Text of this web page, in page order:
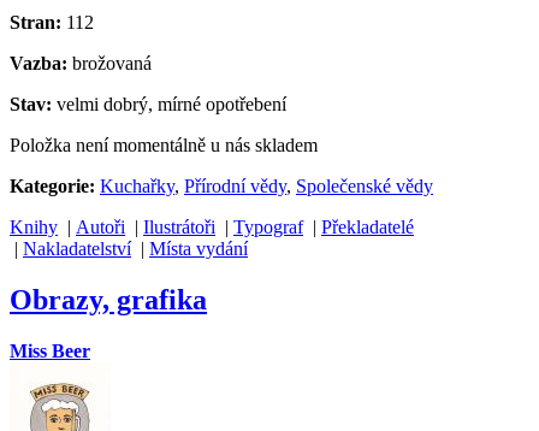
Stran: 112
Vazba: brožovaná
Stav: velmi dobrý, mírné opotřebení
Položka není momentálně u nás skladem
Kategorie: Kuchařky, Přírodní vědy, Společenské vědy
Knihy | Autoři | Ilustrátoři | Typograf| Překladatelé
| Nakladatelství| Místa vydání
Obrazy, grafika
Miss Beer